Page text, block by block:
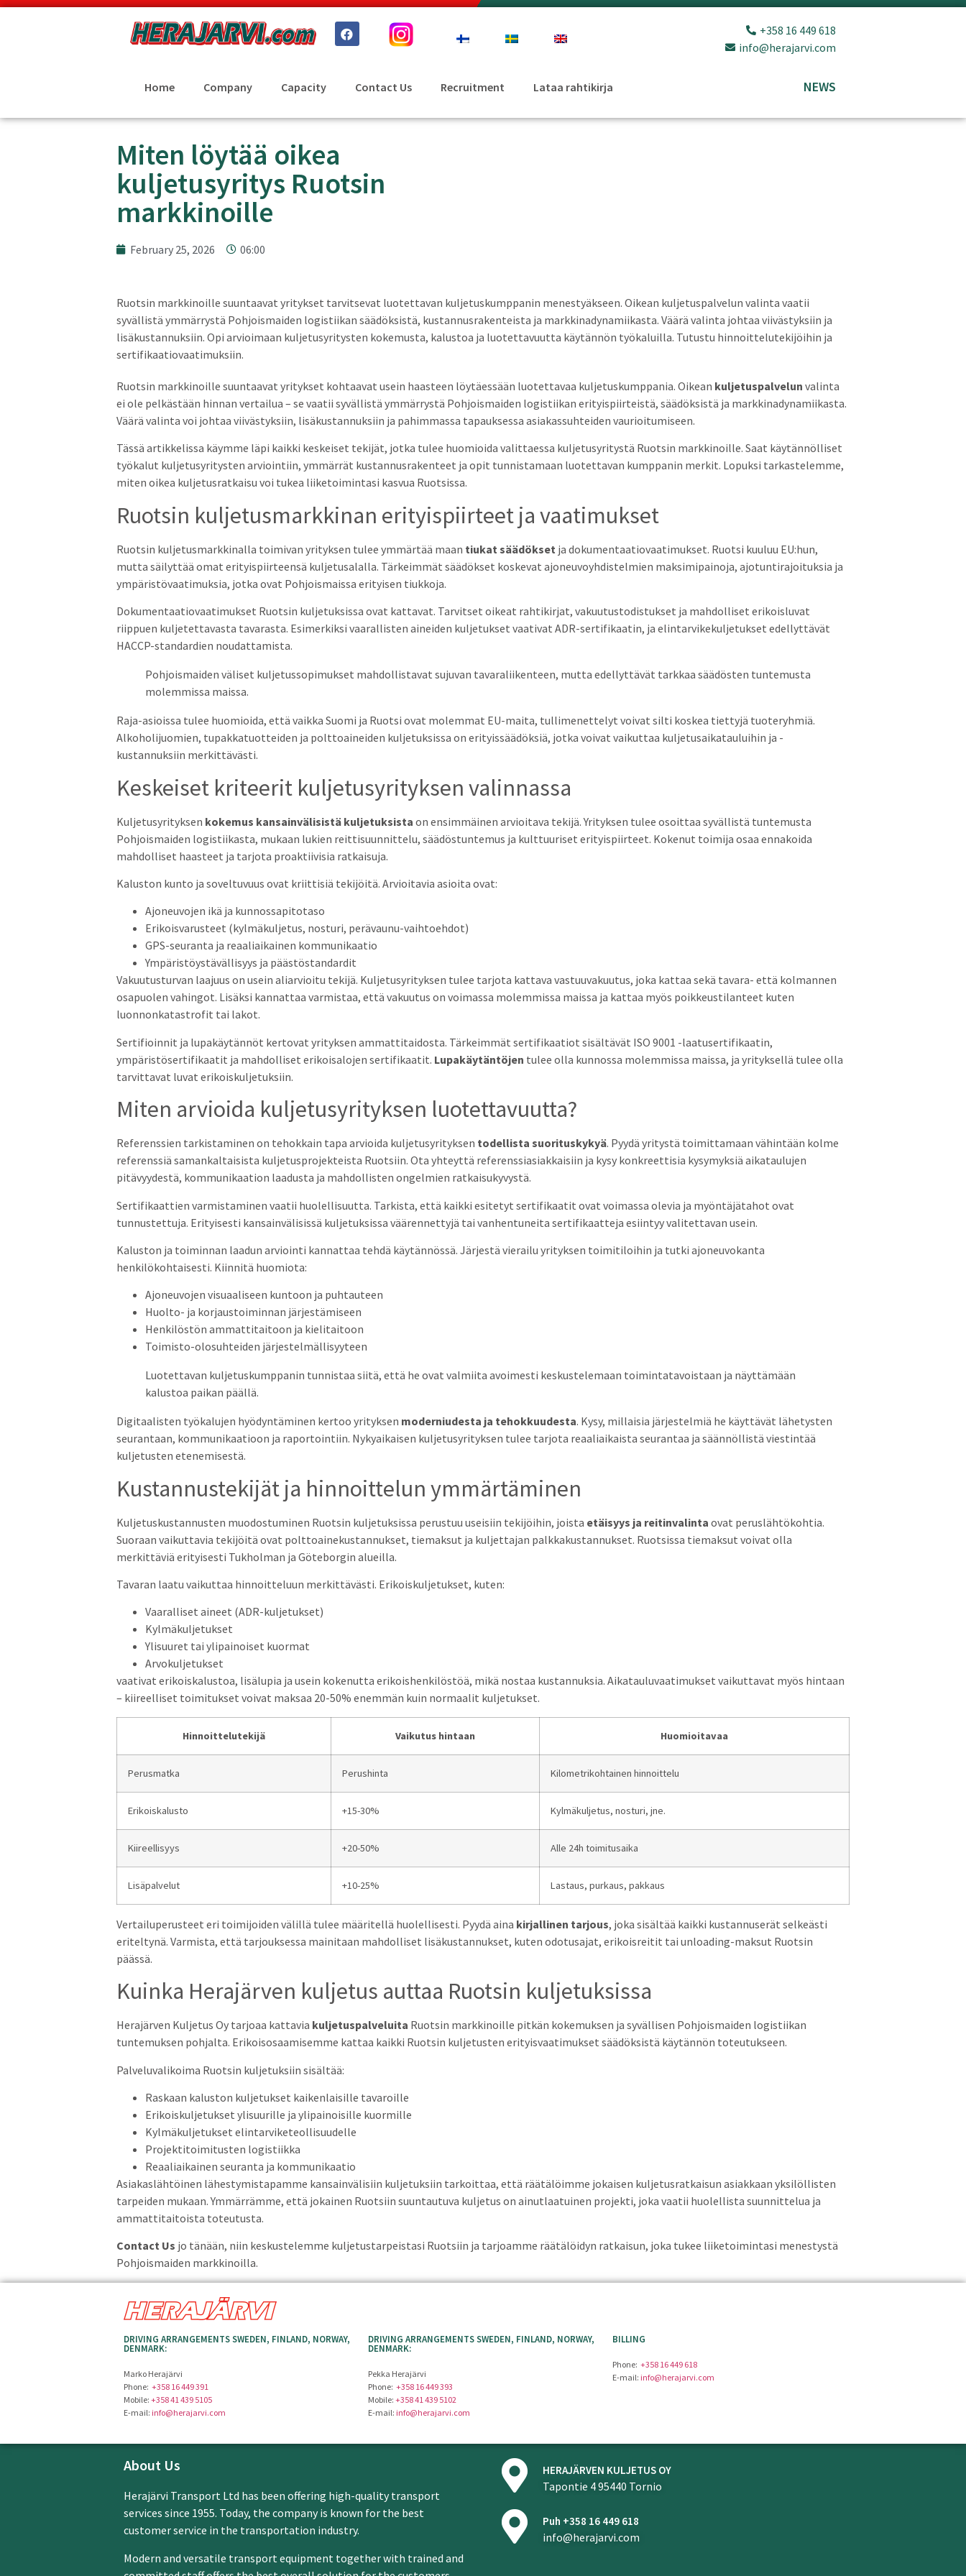
+358 16 449 618
info@herajarvi.com
Home Company Capacity Contact Us Recruitment Lataa rahtikirja NEWS
Miten löytää oikea
kuljetusyritys Ruotsin
markkinoille
February 25, 2026 06:00
Ruotsin markkinoille suuntaavat yritykset tarvitsevat luotettavan kuljetuskumppanin menestyäkseen. Oikean kuljetuspalvelun valinta vaatii
syvällistä ymmärrystä Pohjoismaiden logistiikan säädöksistä, kustannusrakenteista ja markkinadynamiikasta. Väärä valinta johtaa viivästyksiin ja
lisäkustannuksiin. Opi arvioimaan kuljetusyritysten kokemusta, kalustoa ja luotettavuutta käytännön työkaluilla. Tutustu hinnoittelutekijöihin ja
sertifikaatiovaatimuksiin.
Ruotsin markkinoille suuntaavat yritykset kohtaavat usein haasteen löytäessään luotettavaa kuljetuskumppania. Oikean kuljetuspalvelun valinta
ei ole pelkästään hinnan vertailua – se vaatii syvällistä ymmärrystä Pohjoismaiden logistiikan erityispiirteistä, säädöksistä ja markkinadynamiikasta.
Väärä valinta voi johtaa viivästyksiin, lisäkustannuksiin ja pahimmassa tapauksessa asiakassuhteiden vaurioitumiseen.
Tässä artikkelissa käymme läpi kaikki keskeiset tekijät, jotka tulee huomioida valittaessa kuljetusyritystä Ruotsin markkinoille. Saat käytännölliset
työkalut kuljetusyritysten arviointiin, ymmärrät kustannusrakenteet ja opit tunnistamaan luotettavan kumppanin merkit. Lopuksi tarkastelemme,
miten oikea kuljetusratkaisu voi tukea liiketoimintasi kasvua Ruotsissa.
Ruotsin kuljetusmarkkinan erityispiirteet ja vaatimukset
Ruotsin kuljetusmarkkinalla toimivan yrityksen tulee ymmärtää maan tiukat säädökset ja dokumentaatiovaatimukset. Ruotsi kuuluu EU:hun,
mutta säilyttää omat erityispiirteensä kuljetusalalla. Tärkeimmät säädökset koskevat ajoneuvoyhdistelmien maksimipainoja, ajotuntirajoituksia ja
ympäristövaatimuksia, jotka ovat Pohjoismaissa erityisen tiukkoja.
Dokumentaatiovaatimukset Ruotsin kuljetuksissa ovat kattavat. Tarvitset oikeat rahtikirjat, vakuutustodistukset ja mahdolliset erikoisluvat
riippuen kuljetettavasta tavarasta. Esimerkiksi vaarallisten aineiden kuljetukset vaativat ADR-sertifikaatin, ja elintarvikekuljetukset edellyttävät
HACCP-standardien noudattamista.
Pohjoismaiden väliset kuljetussopimukset mahdollistavat sujuvan tavaraliikenteen, mutta edellyttävät tarkkaa säädösten tuntemusta
molemmissa maissa.
Raja-asioissa tulee huomioida, että vaikka Suomi ja Ruotsi ovat molemmat EU-maita, tullimenettelyt voivat silti koskea tiettyjä tuoteryhmiä.
Alkoholijuomien, tupakkatuotteiden ja polttoaineiden kuljetuksissa on erityissäädöksiä, jotka voivat vaikuttaa kuljetusaikatauluihin ja -
kustannuksiin merkittävästi.
Keskeiset kriteerit kuljetusyrityksen valinnassa
Kuljetusyrityksen kokemus kansainvälisistä kuljetuksista on ensimmäinen arvioitava tekijä. Yrityksen tulee osoittaa syvällistä tuntemusta
Pohjoismaiden logistiikasta, mukaan lukien reittisuunnittelu, säädöstuntemus ja kulttuuriset erityispiirteet. Kokenut toimija osaa ennakoida
mahdolliset haasteet ja tarjota proaktiivisia ratkaisuja.
Kaluston kunto ja soveltuvuus ovat kriittisiä tekijöitä. Arvioitavia asioita ovat:
Ajoneuvojen ikä ja kunnossapitotaso
Erikoisvarusteet (kylmäkuljetus, nosturi, perävaunu-vaihtoehdot)
GPS-seuranta ja reaaliaikainen kommunikaatio
Ympäristöystävällisyys ja päästöstandardit
Vakuutusturvan laajuus on usein aliarvioitu tekijä. Kuljetusyrityksen tulee tarjota kattava vastuuvakuutus, joka kattaa sekä tavara- että kolmannen
osapuolen vahingot. Lisäksi kannattaa varmistaa, että vakuutus on voimassa molemmissa maissa ja kattaa myös poikkeustilanteet kuten
luonnonkatastrofit tai lakot.
Sertifioinnit ja lupakäytännöt kertovat yrityksen ammattitaidosta. Tärkeimmät sertifikaatiot sisältävät ISO 9001 -laatusertifikaatin,
ympäristösertifikaatit ja mahdolliset erikoisalojen sertifikaatit. Lupakäytäntöjen tulee olla kunnossa molemmissa maissa, ja yrityksellä tulee olla
tarvittavat luvat erikoiskuljetuksiin.
Miten arvioida kuljetusyrityksen luotettavuutta?
Referenssien tarkistaminen on tehokkain tapa arvioida kuljetusyrityksen todellista suorituskykyä. Pyydä yritystä toimittamaan vähintään kolme
referenssiä samankaltaisista kuljetusprojekteista Ruotsiin. Ota yhteyttä referenssiasiakkaisiin ja kysy konkreettisia kysymyksiä aikataulujen
pitävyydestä, kommunikaation laadusta ja mahdollisten ongelmien ratkaisukyvystä.
Sertifikaattien varmistaminen vaatii huolellisuutta. Tarkista, että kaikki esitetyt sertifikaatit ovat voimassa olevia ja myöntäjätahot ovat
tunnustettuja. Erityisesti kansainvälisissä kuljetuksissa väärennettyjä tai vanhentuneita sertifikaatteja esiintyy valitettavan usein.
Kaluston ja toiminnan laadun arviointi kannattaa tehdä käytännössä. Järjestä vierailu yrityksen toimitiloihin ja tutki ajoneuvokanta
henkilökohtaisesti. Kiinnitä huomiota:
Ajoneuvojen visuaaliseen kuntoon ja puhtauteen
Huolto- ja korjaustoiminnan järjestämiseen
Henkilöstön ammattitaitoon ja kielitaitoon
Toimisto-olosuhteiden järjestelmällisyyteen
Luotettavan kuljetuskumppanin tunnistaa siitä, että he ovat valmiita avoimesti keskustelemaan toimintatavoistaan ja näyttämään
kalustoa paikan päällä.
Digitaalisten työkalujen hyödyntäminen kertoo yrityksen moderniudesta ja tehokkuudesta. Kysy, millaisia järjestelmiä he käyttävät lähetysten
seurantaan, kommunikaatioon ja raportointiin. Nykyaikaisen kuljetusyrityksen tulee tarjota reaaliaikaista seurantaa ja säännöllistä viestintää
kuljetusten etenemisestä.
Kustannustekijät ja hinnoittelun ymmärtäminen
Kuljetuskustannusten muodostuminen Ruotsin kuljetuksissa perustuu useisiin tekijöihin, joista etäisyys ja reitinvalinta ovat peruslähtökohtia.
Suoraan vaikuttavia tekijöitä ovat polttoainekustannukset, tiemaksut ja kuljettajan palkkakustannukset. Ruotsissa tiemaksut voivat olla
merkittäviä erityisesti Tukholman ja Göteborgin alueilla.
Tavaran laatu vaikuttaa hinnoitteluun merkittävästi. Erikoiskuljetukset, kuten:
Vaaralliset aineet (ADR-kuljetukset)
Kylmäkuljetukset
Ylisuuret tai ylipainoiset kuormat
Arvokuljetukset
vaativat erikoiskalustoa, lisälupia ja usein kokenutta erikoishenkilöstöä, mikä nostaa kustannuksia. Aikatauluvaatimukset vaikuttavat myös hintaan
– kiireelliset toimitukset voivat maksaa 20-50% enemmän kuin normaalit kuljetukset.
Hinnoittelutekijä Vaikutus hintaan Huomioitavaa
Perusmatka Perushinta Kilometrikohtainen hinnoittelu
Erikoiskalusto +15-30% Kylmäkuljetus, nosturi, jne.
Kiireellisyys +20-50% Alle 24h toimitusaika
Lisäpalvelut +10-25% Lastaus, purkaus, pakkaus
Vertailuperusteet eri toimijoiden välillä tulee määritellä huolellisesti. Pyydä aina kirjallinen tarjous, joka sisältää kaikki kustannuserät selkeästi
eriteltynä. Varmista, että tarjouksessa mainitaan mahdolliset lisäkustannukset, kuten odotusajat, erikoisreitit tai unloading-maksut Ruotsin
päässä.
Kuinka Herajärven kuljetus auttaa Ruotsin kuljetuksissa
Herajärven Kuljetus Oy tarjoaa kattavia kuljetuspalveluita Ruotsin markkinoille pitkän kokemuksen ja syvällisen Pohjoismaiden logistiikan
tuntemuksen pohjalta. Erikoisosaamisemme kattaa kaikki Ruotsin kuljetusten erityisvaatimukset säädöksistä käytännön toteutukseen.
Palveluvalikoima Ruotsin kuljetuksiin sisältää:
Raskaan kaluston kuljetukset kaikenlaisille tavaroille
Erikoiskuljetukset ylisuurille ja ylipainoisille kuormille
Kylmäkuljetukset elintarviketeollisuudelle
Projektitoimitusten logistiikka
Reaaliaikainen seuranta ja kommunikaatio
Asiakaslähtöinen lähestymistapamme kansainvälisiin kuljetuksiin tarkoittaa, että räätälöimme jokaisen kuljetusratkaisun asiakkaan yksilöllisten
tarpeiden mukaan. Ymmärrämme, että jokainen Ruotsiin suuntautuva kuljetus on ainutlaatuinen projekti, joka vaatii huolellista suunnittelua ja
ammattitaitoista toteutusta.
Contact Us jo tänään, niin keskustelemme kuljetustarpeistasi Ruotsiin ja tarjoamme räätälöidyn ratkaisun, joka tukee liiketoimintasi menestystä
Pohjoismaiden markkinoilla.
DRIVING ARRANGEMENTS SWEDEN, FINLAND, NORWAY,
DENMARK:
Marko Herajärvi
Phone: +358 16 449 391
Mobile: +358 41 439 5105
E-mail: info@herajarvi.com
DRIVING ARRANGEMENTS SWEDEN, FINLAND, NORWAY,
DENMARK:
Pekka Herajärvi
Phone: +358 16 449 393
Mobile: +358 41 439 5102
E-mail: info@herajarvi.com
BILLING
Phone: +358 16 449 618
E-mail: info@herajarvi.com
About Us
Herajärvi Transport Ltd has been offering high-quality transport
services since 1955. Today, the company is known for the best
customer service in the transportation industry.
Modern and versatile transport equipment together with trained and
HERAJÄRVEN KULJETUS OY
Tapontie 4 95440 Tornio
Puh +358 16 449 618
info@herajarvi.com